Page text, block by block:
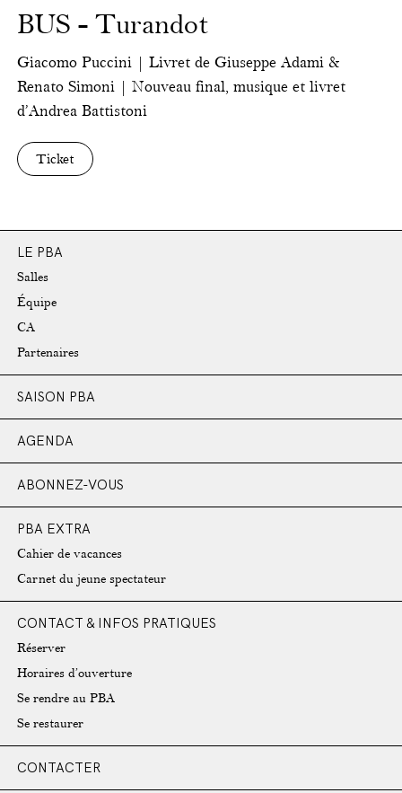
BUS - Turandot
Giacomo Puccini | Livret de Giuseppe Adami &
Renato Simoni | Nouveau final, musique et livret
d’Andrea Battistoni
Ticket
LE PBA
Salles
Équipe
CA
Partenaires
SAISON PBA
AGENDA
ABONNEZ-VOUS
PBA EXTRA
Cahier de vacances
Carnet du jeune spectateur
CONTACT & INFOS PRATIQUES
Réserver
Horaires d’ouverture
Se rendre au PBA
Se restaurer
CONTACTER